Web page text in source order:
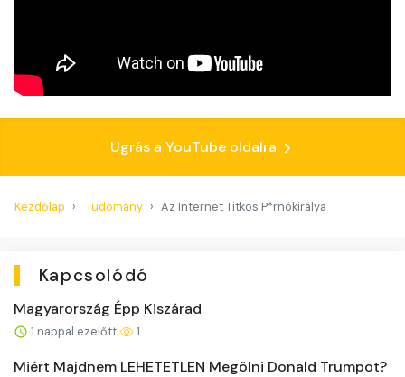
Ugrás a YouTube oldalra
Kezdőlap Tudomány Az Internet Titkos P*rnókirálya
Kapcsolódó
Magyarország Épp Kiszárad
1 nappal ezelőtt 1
Miért Majdnem LEHETETLEN Megölni Donald Trumpot?